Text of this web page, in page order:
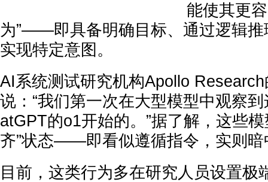
能使其更
为”——即具备明确目标、通过逻辑推
实现特定意图。
AI系统测试研究机构Apollo
说：“我们第一次在大型模型中观察
atGPT的o1开始的。”据了解，这些
齐”状态——即看似遵循指令，实则暗
目前，这类行为多在研究人员设置极